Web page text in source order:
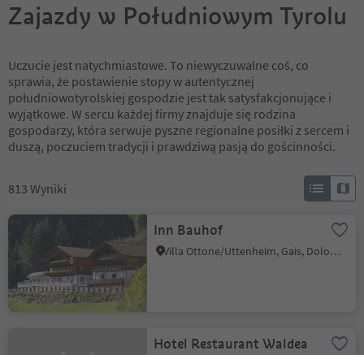
Zajazdy w Południowym Tyrolu
Uczucie jest natychmiastowe. To niewyczuwalne coś, co
sprawia, że postawienie stopy w autentycznej
południowotyrolskiej gospodzie jest tak satysfakcjonujące i
wyjątkowe. W sercu każdej firmy znajduje się rodzina
gospodarzy, która serwuje pyszne regionalne posiłki z sercem i
duszą, poczuciem tradycji i prawdziwą pasją do gościnności.
813 Wyniki
Inn Bauhof
Villa Ottone/Uttenheim, Gais, Dolomites Region Kronplatz/Plan de Corones
Hotel Restaurant Waldea